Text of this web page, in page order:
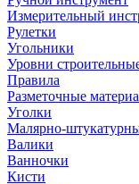
Измерительный
Рулетки
Угольники
Уровни
Правила
Разметочные
Уголки
Малярно-
Валики
Ванночки
Кисти